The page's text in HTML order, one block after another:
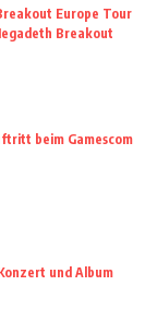
Europe Tour
Breakout
beim Gamescom
und Album